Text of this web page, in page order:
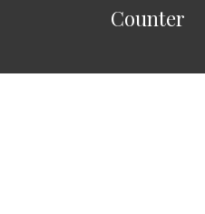
Counter